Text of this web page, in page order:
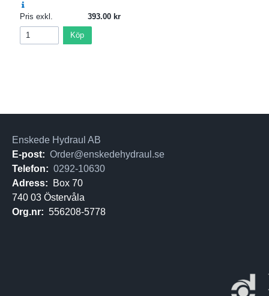
Pris exkl. 393.00
Köp
Enskede Hydraul AB
E-post: Order@enskedehydraul.se
Telefon: 0292-10630
Adress:
Box 70
740 03 Östervåla
Org.nr: 556208-5778